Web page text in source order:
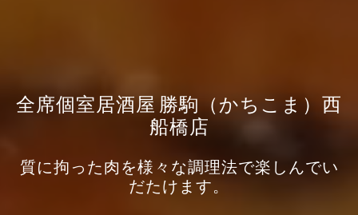
全席個室居酒屋 勝駒（かちこま）西
船橋店
質に拘った肉を様々な調理法で楽しんでい
だたけます。